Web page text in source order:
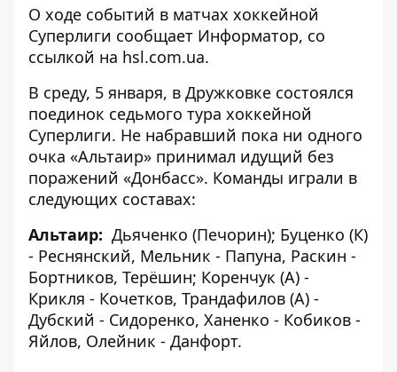
О ходе событий в матчах хоккейной
Суперлиги сообщает Информатор, со
ссылкой на hsl.com.ua.
В среду, 5 января, в Дружковке состоялся
поединок седьмого тура хоккейной
Суперлиги. Не набравший пока ни одного
очка «Альтаир» принимал идущий без
поражений «Донбасс». Команды играли в
следующих составах:
Альтаир: Дьяченко (Печорин); Буценко (К)
- Реснянский, Мельник - Папуна, Раскин -
Бортников, Терёшин; Коренчук (А) -
Крикля - Кочетков, Трандафилов (А) -
Дубский - Сидоренко, Ханенко - Кобиков -
Яйлов, Олейник - Данфорт.